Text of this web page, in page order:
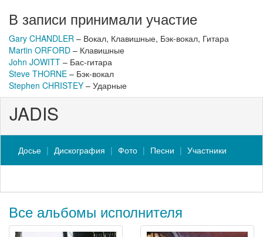
В записи принимали участие
Gary CHANDLER – Вокал, Клавишные, Бэк-вокал, Гитара
Martin ORFORD – Клавишные
John JOWITT – Бас-гитара
Steve THORNE – Бэк-вокал
Stephen CHRISTEY – Ударные
JADIS
Досье Дискография Фото Песни Участники
Все альбомы исполнителя